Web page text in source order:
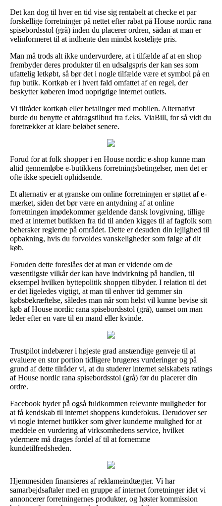
Det kan dog til hver en tid vise sig rentabelt at checke et par
forskellige forretninger på nettet efter rabat på House nordic rana
spisebordsstol (grå) inden du placerer ordren, sådan at man er
velinformeret til at indhente den mindst kostelige pris.
Man må trods alt ikke undervurdere, at i tilfælde af at en shop
frembyder deres produkter til en udsalgspris der kan ses som
ufattelig letkøbt, så bør det i nogle tilfælde være et symbol på en
fup butik. Kortkøb er i hvert fald omfattet af en regel, der
beskytter køberen imod uoprigtige internet outlets.
Vi tilråder kortkøb eller betalinger med mobilen. Alternativt
burde du benytte et afdragstilbud fra f.eks. ViaBill, for så vidt du
foretrækker at klare beløbet senere.
Forud for at folk shopper i en House nordic e-shop kunne man
altid gennemløbe e-butikkens forretningsbetingelser, men det er
ofte ikke specielt ophidsende.
Et alternativ er at granske om online forretningen er støttet af e-
mærket, siden det bør være en antydning af at online
forretningen imødekommer gældende dansk lovgivning, tillige
med at internet butikken fra tid til anden kigges til af fagfolk som
behersker reglerne på området. Dette er desuden din lejlighed til
opbakning, hvis du forvoldes vanskeligheder som følge af dit
køb.
Foruden dette foreslåes det at man er vidende om de
væsentligste vilkår der kan have indvirkning på handlen, til
eksempel hvilken byttepolitik shoppen tilbyder. I relation til det
er det ligeledes vigtigt, at man til enhver tid gemmer sin
købsbekræftelse, således man når som helst vil kunne bevise sit
køb af House nordic rana spisebordsstol (grå), uanset om man
leder efter en vare til en mand eller kvinde.
Trustpilot indebærer i højeste grad anstændige genveje til at
evaluere en stor portion tidligere brugeres vurderinger og på
grund af dette tilråder vi, at du studerer internet selskabets ratings
af House nordic rana spisebordsstol (grå) før du placerer din
ordre.
Facebook byder på også fuldkommen relevante muligheder for
at få kendskab til internet shoppens kundefokus. Derudover ser
vi nogle internet butikker som giver kunderne mulighed for at
meddele en vurdering af virksomhedens service, hvilket
ydermere må drages fordel af til at fornemme
kundetilfredsheden.
Hjemmesiden finansieres af reklameindtægter. Vi har
samarbejdsaftaler med en gruppe af internet forretninger idet vi
annoncerer forretningernes produkter, og høster kommission